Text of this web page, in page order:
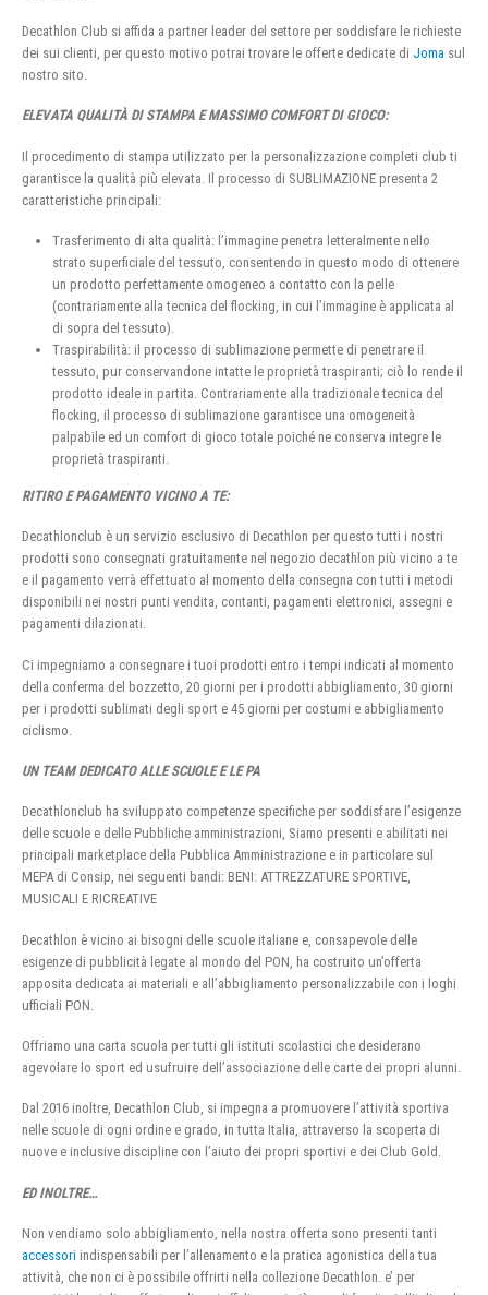
Decathlon Club si affida a partner leader del settore per soddisfare le richieste
dei sui clienti, per questo motivo potrai trovare le offerte dedicate di Joma sul
nostro sito.
ELEVATA QUALITÀ DI STAMPA E MASSIMO COMFORT DI GIOCO:
Il procedimento di stampa utilizzato per la personalizzazione completi club ti
garantisce la qualità più elevata. Il processo di SUBLIMAZIONE presenta 2
caratteristiche principali:
Trasferimento di alta qualità: l’immagine penetra letteralmente nello
strato superficiale del tessuto, consentendo in questo modo di ottenere
un prodotto perfettamente omogeneo a contatto con la pelle
(contrariamente alla tecnica del flocking, in cui l’immagine è applicata al
di sopra del tessuto).
Traspirabilità: il processo di sublimazione permette di penetrare il
tessuto, pur conservandone intatte le proprietà traspiranti; ciò lo rende il
prodotto ideale in partita. Contrariamente alla tradizionale tecnica del
flocking, il processo di sublimazione garantisce una omogeneità
palpabile ed un comfort di gioco totale poiché ne conserva integre le
proprietà traspiranti.
RITIRO E PAGAMENTO VICINO A TE:
Decathlonclub è un servizio esclusivo di Decathlon per questo tutti i nostri
prodotti sono consegnati gratuitamente nel negozio decathlon più vicino a te
e il pagamento verrà effettuato al momento della consegna con tutti i metodi
disponibili nei nostri punti vendita, contanti, pagamenti elettronici, assegni e
pagamenti dilazionati.
Ci impegniamo a consegnare i tuoi prodotti entro i tempi indicati al momento
della conferma del bozzetto, 20 giorni per i prodotti abbigliamento, 30 giorni
per i prodotti sublimati degli sport e 45 giorni per costumi e abbigliamento
ciclismo.
UN TEAM DEDICATO ALLE SCUOLE E LE PA
Decathlonclub ha sviluppato competenze specifiche per soddisfare l’esigenze
delle scuole e delle Pubbliche amministrazioni, Siamo presenti e abilitati nei
principali marketplace della Pubblica Amministrazione e in particolare sul
MEPA di Consip, nei seguenti bandi: BENI: ATTREZZATURE SPORTIVE,
MUSICALI E RICREATIVE
Decathlon è vicino ai bisogni delle scuole italiane e, consapevole delle
esigenze di pubblicità legate al mondo del PON, ha costruito un’offerta
apposita dedicata ai materiali e all’abbigliamento personalizzabile con i loghi
ufficiali PON.
Offriamo una carta scuola per tutti gli istituti scolastici che desiderano
agevolare lo sport ed usufruire dell’associazione delle carte dei propri alunni.
Dal 2016 inoltre, Decathlon Club, si impegna a promuovere l’attività sportiva
nelle scuole di ogni ordine e grado, in tutta Italia, attraverso la scoperta di
nuove e inclusive discipline con l’aiuto dei propri sportivi e dei Club Gold.
ED INOLTRE…
Non vendiamo solo abbigliamento, nella nostra offerta sono presenti tanti
accessori indispensabili per l’allenamento e la pratica agonistica della tua
attività, che non ci è possibile offrirti nella collezione Decathlon. e’ per